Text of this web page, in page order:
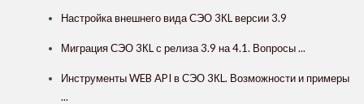
Настройка внешнего вида СЭО 3КL версии 3.9
Миграция СЭО 3КL с релиза 3.9 на 4.1. Вопросы ...
Инструменты WEB API в СЭО 3КL. Возможности и примеры
...